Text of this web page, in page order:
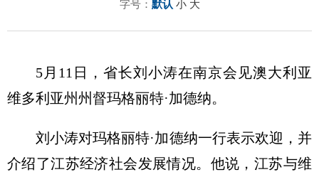
字号： 默认 小 大
5月11日，省长刘小涛在南京会见澳大利亚
维多利亚州州督玛格丽特·加德纳。
刘小涛对玛格丽特·加德纳一行表示欢迎，并
介绍了江苏经济社会发展情况。他说，江苏与维